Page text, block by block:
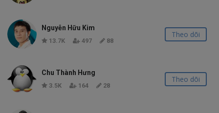
Nguyễn Hữu Kim
13.7K 497 88
Theo dõi
Chu Thành Hưng
3.5K 164 28
Theo dõi